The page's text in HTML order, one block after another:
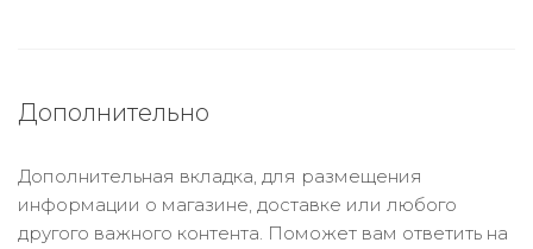
Дополнительно
Дополнительная вкладка, для размещения
информации о магазине, доставке или любого
другого важного контента. Поможет вам ответить на